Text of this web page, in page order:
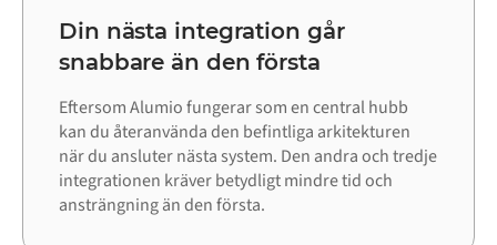
Din nästa integration går
snabbare än den första
Eftersom Alumio fungerar som en central hubb
kan du återanvända den befintliga arkitekturen
när du ansluter nästa system. Den andra och tredje
integrationen kräver betydligt mindre tid och
ansträngning än den första.